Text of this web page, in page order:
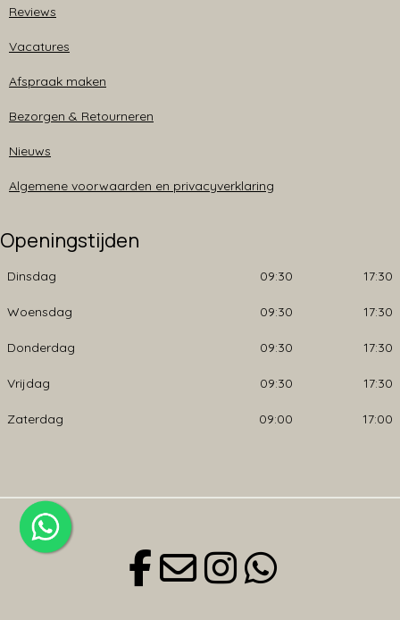
Reviews
Vacatures
Afspraak maken
Bezorgen & Retourneren
Nieuws
Algemene voorwaarden en privacyverklaring
Openingstijden
Dinsdag 09:30 17:30
Woensdag 09:30 17:30
Donderdag 09:30 17:30
Vrijdag 09:30 17:30
Zaterdag 09:00 17:00